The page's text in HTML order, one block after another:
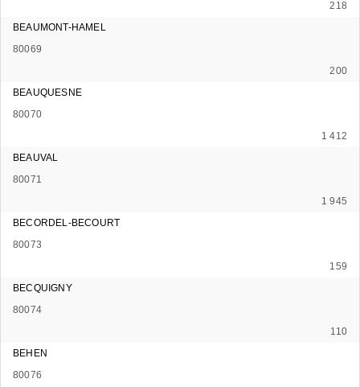
218
BEAUMONT-HAMEL
80069
200
BEAUQUESNE
80070
1 412
BEAUVAL
80071
1 945
BECORDEL-BECOURT
80073
159
BECQUIGNY
80074
110
BEHEN
80076